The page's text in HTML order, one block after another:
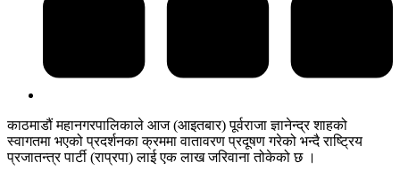
काठमाडौं महानगरपालिकाले आज (आइतबार) पूर्वराजा ज्ञानेन्द्र शाहको
स्वागतमा भएको प्रदर्शनका क्रममा वातावरण प्रदूषण गरेको भन्दै राष्ट्रिय
प्रजातन्त्र पार्टी (राप्रपा) लाई एक लाख जरिवाना तोकेको छ ।